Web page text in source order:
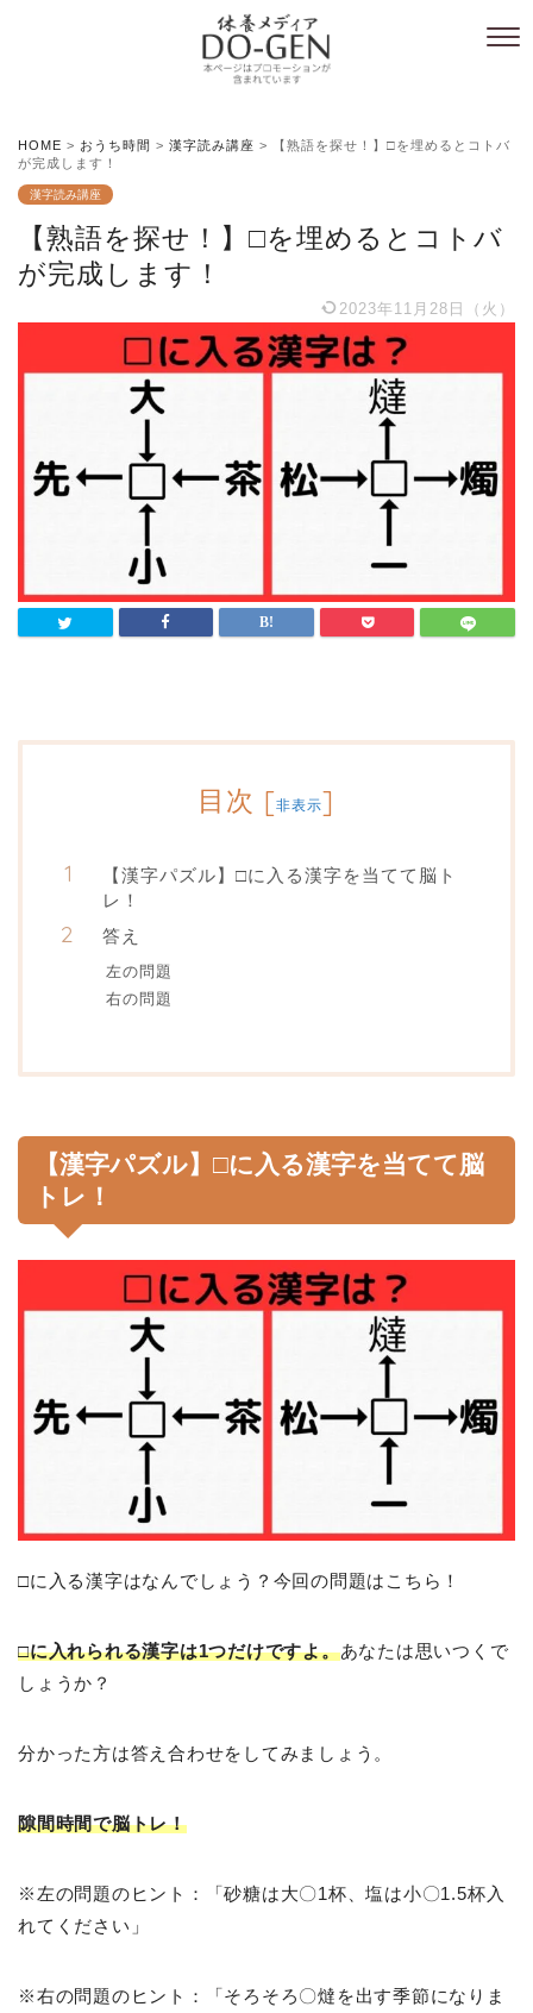
HOME > おうち時間 > 漢字読み講座 >
【熟語を探せ！】□を埋めるとコトバ
が完成します！
漢字読み講座
【熟語を探せ！】□を埋めるとコトバ
が完成します！
2023年11月28日（火）
目次 [非表示]
【漢字パズル】□に入る漢字を当てて脳ト
レ！
答え
左の問題
右の問題
【漢字パズル】□に入る漢字を当てて脳
トレ！
□に入る漢字はなんでしょう？今回の問題はこちら！
□に入れられる漢字は1つだけですよ。あなたは思いつくで
しょうか？
分かった方は答え合わせをしてみましょう。
隙間時間で脳トレ！
※左の問題のヒント：「砂糖は大〇1杯、塩は小〇1.5杯入
れてください」
※右の問題のヒント：「そろそろ〇燵を出す季節になりま